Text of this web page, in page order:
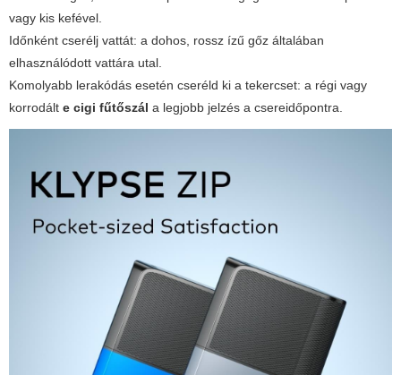
vagy kis kefével.
Időnként cserélj vattát: a dohos, rossz ízű gőz általában
elhasználódott vattára utal.
Komolyabb lerakódás esetén cseréld ki a tekercset: a régi vagy
korrodált e cigi fűtőszál a legjobb jelzés a csereidőpontra.